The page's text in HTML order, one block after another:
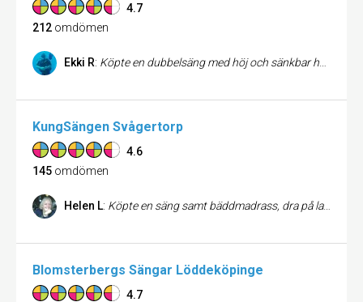
4.7
212 omdömen
Ekki R: Köpte en dubbelsäng med höj och sänkbar huvud och fotände, med trådlös fjärrkontroll. Ingick hemleverans samt bortforsling av den gamla sängen. Jag kan bara berömma punktligheten och professionaliteten!! Punktlig snabb mycket trevlig personal. både i butik och leverans. Alltid gärna igen kan varmt rekommendera firman!!
KungSängen Svågertorp
4.6
145 omdömen
Helen L: Köpte en säng samt bäddmadrass, dra på lakan, påslakan och örngott. Blev yttterst väl bemött, service ut i fingerspetsarna. Jag ville ha en säng som var att ligga på mjukaste av mjukaste bomull. Riktigt så mjuk var den tyvärr inte, så lite problem med ryggen, men än så länge överlever jag.
Blomsterbergs Sängar Löddeköpinge
4.7